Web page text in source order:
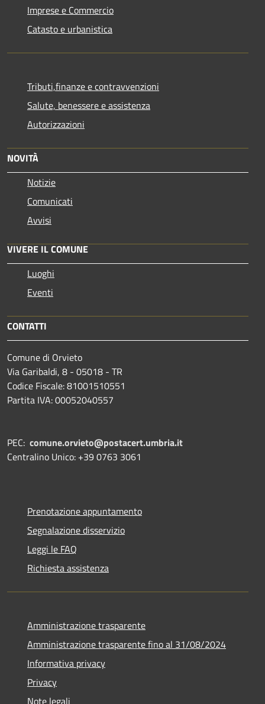
Imprese e Commercio
Catasto e urbanistica
Tributi,finanze e contravvenzioni
Salute, benessere e assistenza
Autorizzazioni
NOVITÀ
Notizie
Comunicati
Avvisi
VIVERE IL COMUNE
Luoghi
Eventi
CONTATTI
Comune di Orvieto
Via Garibaldi, 8 - 05018 - TR
Codice Fiscale: 81001510551
Partita IVA: 00052040557
PEC: comune.orvieto@postacert.umbria.it
Centralino Unico: +39 0763 3061
Prenotazione appuntamento
Segnalazione disservizio
Leggi le FAQ
Richiesta assistenza
Amministrazione trasparente
Amministrazione trasparente fino al 31/08/2024
Informativa privacy
Privacy
Note legali